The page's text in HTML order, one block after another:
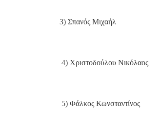
3) Σπανός Μιχαήλ
4) Χριστοδούλου Νικόλαος
5) Φάλκος Κωνσταντίνος